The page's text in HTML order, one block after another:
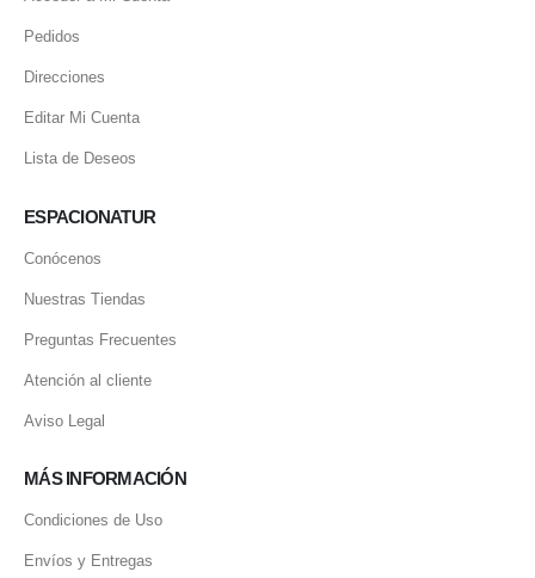
Pedidos
Direcciones
Editar Mi Cuenta
Lista de Deseos
ESPACIONATUR
Conócenos
Nuestras Tiendas
Preguntas Frecuentes
Atención al cliente
Aviso Legal
MÁS INFORMACIÓN
Condiciones de Uso
Envíos y Entregas